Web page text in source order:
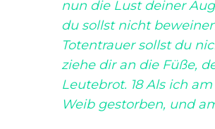
nun die Lust deiner
du sollst nicht
Totentrauer sollst du
ziehe dir an die Füße,
Leutebrot. 18 Als ich
Weib gestorben, und